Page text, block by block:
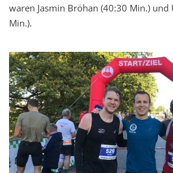
waren Jasmin Bröhan (40:30 Min.) und
Min.).